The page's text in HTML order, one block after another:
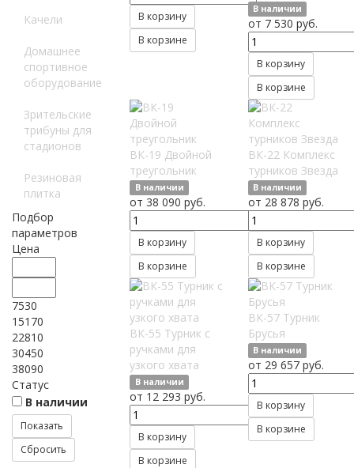
Качели
Домашнее
спортивное
оборудование
Зрительские
трибуны для
стадионов
Резиновая
плитка
Подбор
параметров
Цена
7530
15170
22810
30450
38090
Статус
В наличии
В корзину
В корзине
В наличии
от 7 530 руб.
В корзину
В корзине
ВК-19 Двойной
треугольник
В наличии
от 38 090 руб.
В корзину
В корзине
ВК-22 Комплекс
турников Звезда
В наличии
от 28 878 руб.
В корзину
В корзине
ВК-55 Турник с
ручками для
узкого хвата
В наличии
от 12 293 руб.
В корзину
В корзине
ВК-57 Турник
Брусья
В наличии
от 29 657 руб.
В корзину
В корзине